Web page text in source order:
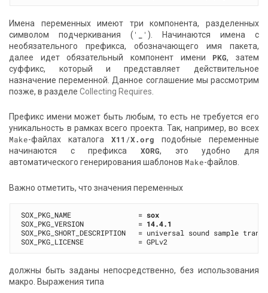
Имена переменных имеют три компонента, разделенных
символом подчеркивания (' '). Начинаются имена с
необязательного префикса, обозначающего имя пакета,
далее идет обязательный компонент имени PKG, затем
суффикс, который и представляет действительное
назначение переменной. Данное соглашение мы рассмотрим
позже, в разделеCollecting Requires
Префикс имени может быть любым, то есть не требуется его
уникальность в рамках всего проекта. Так, например, во всех
Make-файлах каталога X11 /X.org подобные переменные
начинаются с префикса XORG, это удобно для
автоматического генерирования шаблонов Make-файлов.
Важно отметить, что значения переменных
SOX_PKG_NAME                = sox
SOX_PKG_VERSION             = 14.4.1
SOX_PKG_SHORT_DESCRIPTION   = universal sound sample
должны быть заданы непосредственно, без использования
макро. Выражения типа